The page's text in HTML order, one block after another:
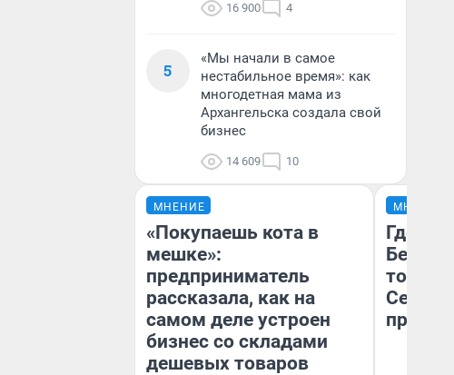
16 900 4
5
«Мы начали в самое
нестабильное время»: как
многодетная мама из
Архангельска создала свой
бизнес
14 609 10
МНЕНИЕ
«Покупаешь кота в
мешке»:
предприниматель
рассказала, как на
самом деле устроен
бизнес со складами
дешевых товаров
МНЕНИЕ
Где
Белом
точки